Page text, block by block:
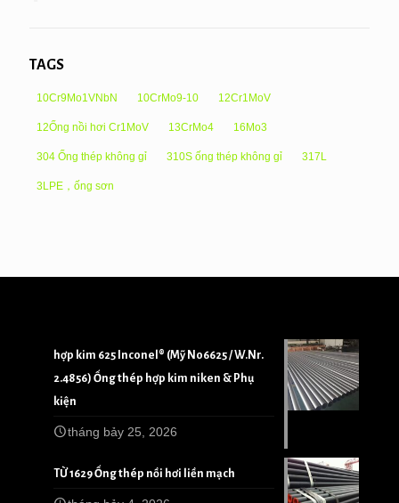
TAGS
10Cr9Mo1VNbN 10CrMo9-10 12Cr1MoV
12Ống nồi hơi Cr1MoV 13CrMo4 16Mo3
304 Ống thép không gỉ 310S ống thép không gỉ 317L
3LPE，ống sơn
hợp kim 625 Inconel® (Mỹ N06625 / W.Nr.
2.4856) Ống thép hợp kim niken & Phụ
kiện
tháng bảy 25, 2026
TỪ 1629 Ống thép nồi hơi liền mạch